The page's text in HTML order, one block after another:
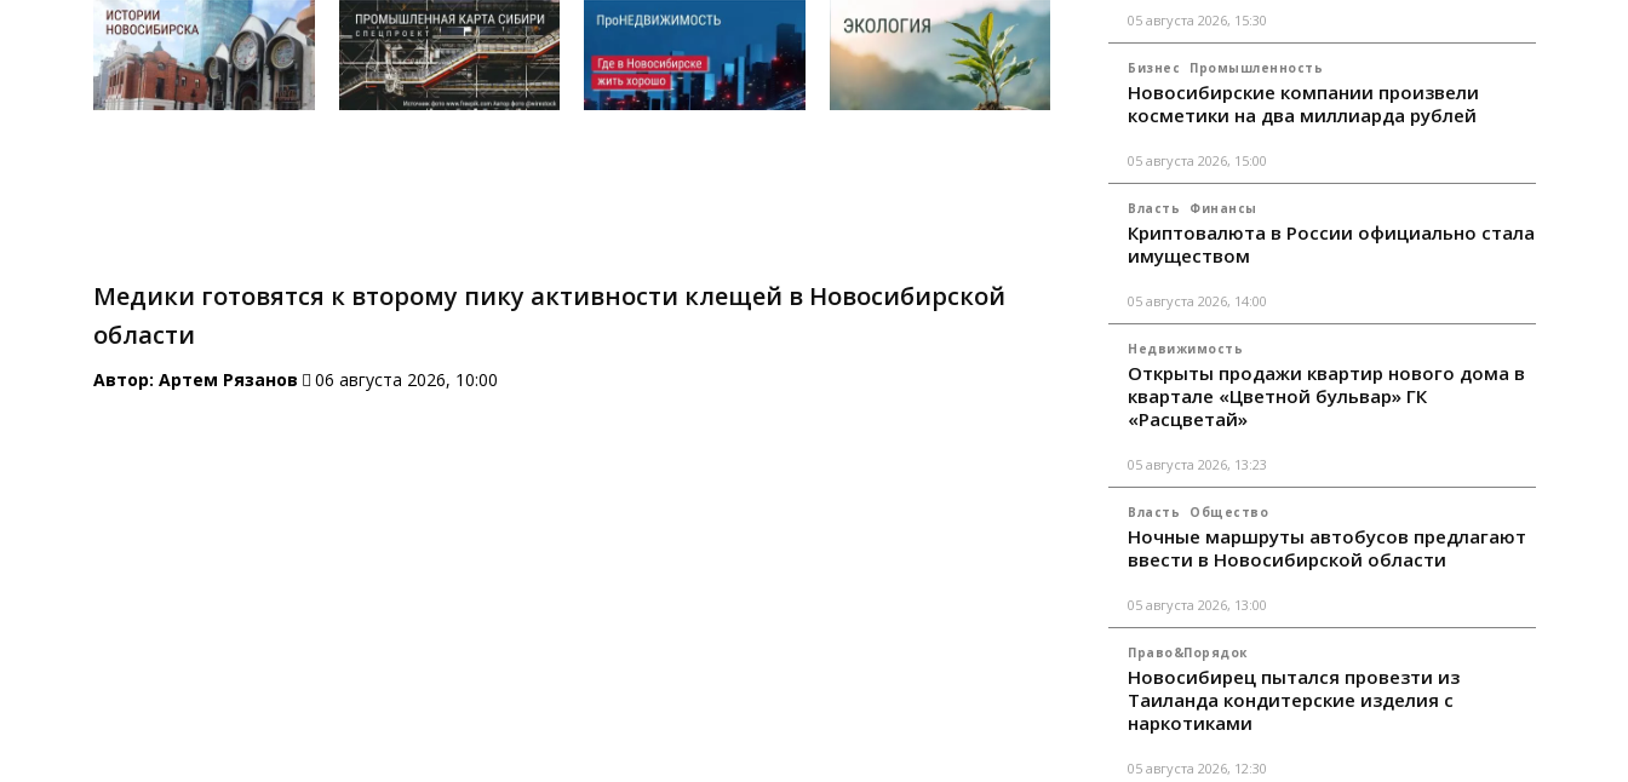
Медики готовятся к второму пику активности клещей в Новосибирской
области
Автор:Артем Рязанов 06 августа 2026, 10:00
05 августа 2026, 15:30
Бизнес Промышленность
Новосибирские компании произвели
косметики на два миллиарда рублей
05 августа 2026, 15:00
Власть Финансы
Криптовалюта в России официально стала
имуществом
05 августа 2026, 14:00
Недвижимость
Открыты продажи квартир нового дома в
квартале «Цветной бульвар» ГК
«Расцветай»
05 августа 2026, 13:23
Власть Общество
Ночные маршруты автобусов предлагают
ввести в Новосибирской области
05 августа 2026, 13:00
Право&Порядок
Новосибирец пытался провезти из
Таиланда кондитерские изделия с
наркотиками
05 августа 2026, 12:30